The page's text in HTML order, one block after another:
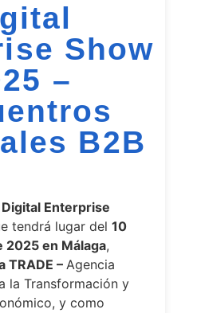
Show
–
B2B
Digital Enterprise
tendrá lugar del10
2025 en Málaga,
TRADE –Agencia
la Transformación y
y como